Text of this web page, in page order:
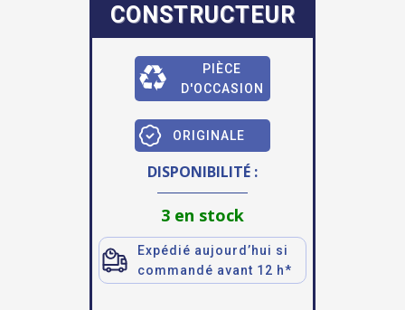
CONSTRUCTEUR
PIÈCE
D'OCCASION
ORIGINALE
DISPONIBILITÉ :
3 en stock
Expédié aujourd’hui si
commandé avant 12 h*